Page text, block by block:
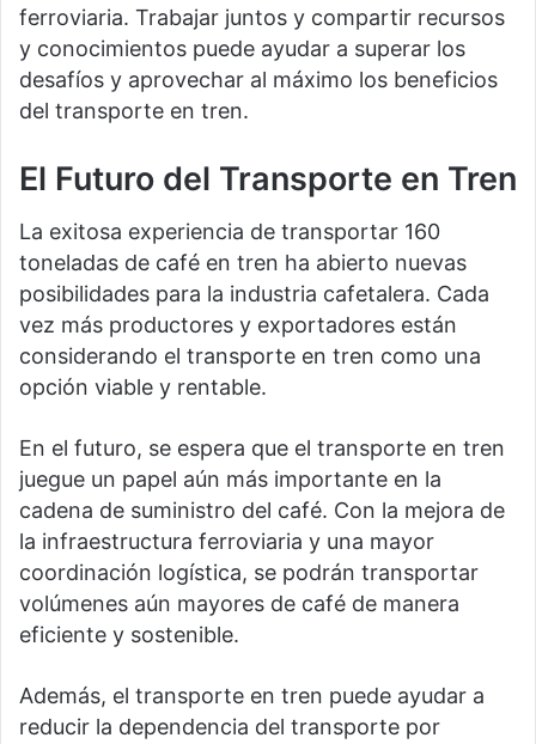
ferroviaria. Trabajar juntos y compartir recursos
y conocimientos puede ayudar a superar los
desafíos y aprovechar al máximo los beneficios
del transporte en tren.
El Futuro del Transporte en Tren
La exitosa experiencia de transportar 160
toneladas de café en tren ha abierto nuevas
posibilidades para la industria cafetalera. Cada
vez más productores y exportadores están
considerando el transporte en tren como una
opción viable y rentable.
En el futuro, se espera que el transporte en tren
juegue un papel aún más importante en la
cadena de suministro del café. Con la mejora de
la infraestructura ferroviaria y una mayor
coordinación logística, se podrán transportar
volúmenes aún mayores de café de manera
eficiente y sostenible.
Además, el transporte en tren puede ayudar a
reducir la dependencia del transporte por